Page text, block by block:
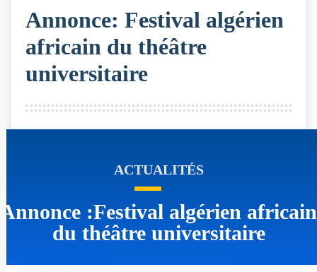
Annonce: Festival algérien
africain du théâtre
universitaire
ACTUALITÉS
Annonce :Festival algérien africain
du théâtre universitaire